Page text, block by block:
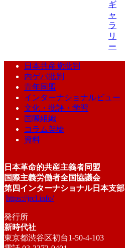
ギ
ャ
ラ
リ
ー
日本共産党批判
内ゲバ批判
青年同盟
インターナショナルビュー
文化・批評・学習
国際組織
コラム架橋
資料
日本革命的共産主義者同盟
国際主義労働者全国協議会
第四インターナショナル日本支部
https://jrcl.info/
発行所
新時代社
東京都渋谷区初台1-50-4-103